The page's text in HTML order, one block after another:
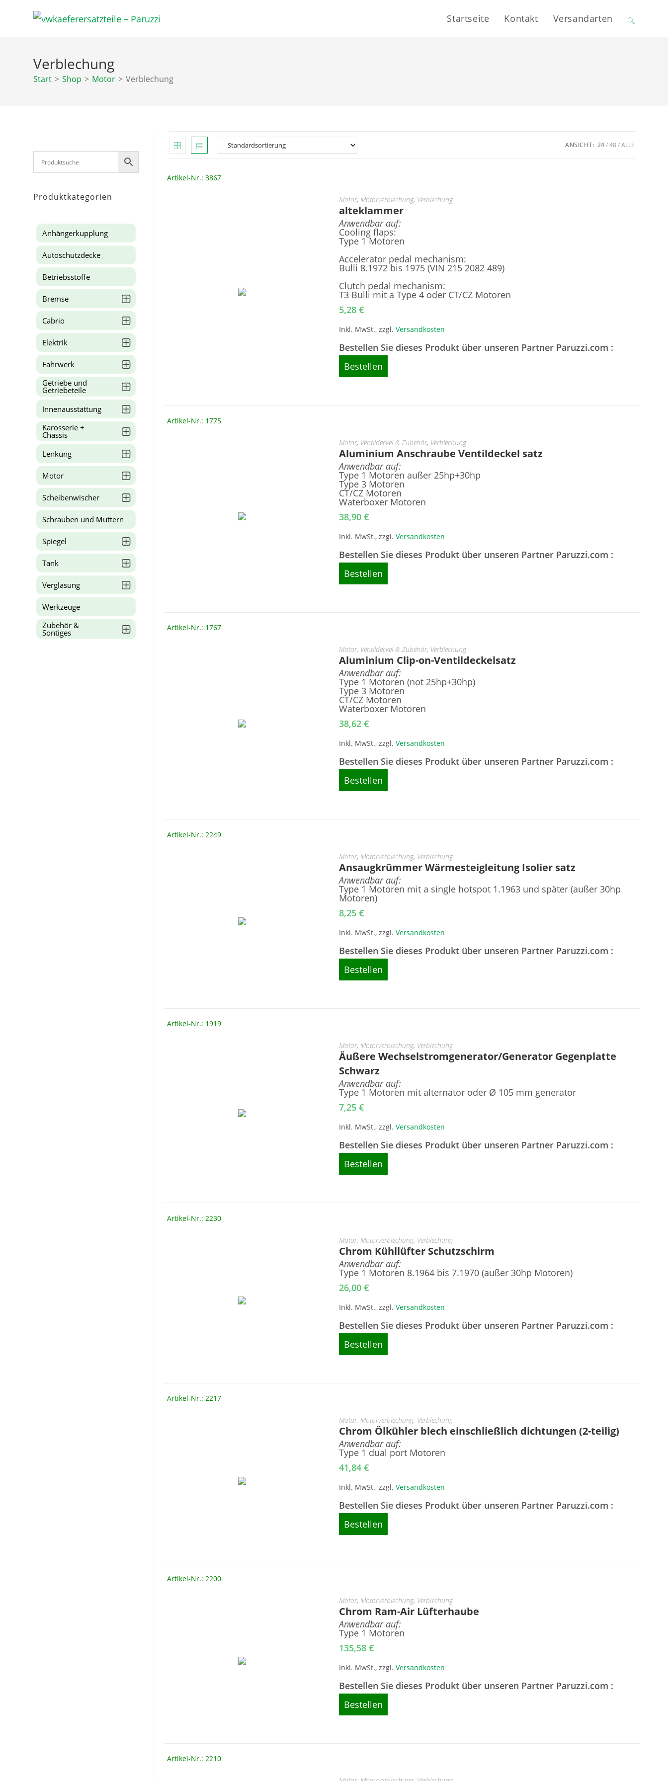
Startseite Kontakt Versandarten Website-
Verblechung
Start > Shop > Motor > Verblechung
ANSICHT: 24 48 ALLE
Artikel-Nr.: 3867
Motor, Motorverblechung, Verblechung
alteklammer
Anwendbar auf:
Cooling flaps:
Type 1 Motoren
Accelerator pedal mechanism:
Bulli 8.1972 bis 1975 (VIN 215 2082 489)
Clutch pedal mechanism:
T3 Bulli mit a Type 4 oder CT/CZ Motoren
5,28 €
Inkl. MwSt., zzgl. Versandkosten
Bestellen Sie dieses Produkt über unseren Partner Paruzzi.com :
Bestellen
Artikel-Nr.: 1775
Motor, Ventildeckel & Zubehör, Verblechung
Aluminium Anschraube Ventildeckel satz
Anwendbar auf:
Type 1 Motoren außer 25hp+30hp
Type 3 Motoren
CT/CZ Motoren
Waterboxer Motoren
38,90 €
Inkl. MwSt., zzgl. Versandkosten
Bestellen Sie dieses Produkt über unseren Partner Paruzzi.com :
Bestellen
Artikel-Nr.: 1767
Motor, Ventildeckel & Zubehör, Verblechung
Aluminium Clip-on-Ventildeckelsatz
Anwendbar auf:
Type 1 Motoren (not 25hp+30hp)
Type 3 Motoren
CT/CZ Motoren
Waterboxer Motoren
38,62 €
Inkl. MwSt., zzgl. Versandkosten
Bestellen Sie dieses Produkt über unseren Partner Paruzzi.com :
Bestellen
Artikel-Nr.: 2249
Motor, Motorverblechung, Verblechung
Ansaugkrümmer Wärmesteigleitung Isolier satz
Anwendbar auf:
Type 1 Motoren mit a single hotspot 1.1963 und später (außer 30hp
Motoren)
8,25 €
Inkl. MwSt., zzgl. Versandkosten
Bestellen Sie dieses Produkt über unseren Partner Paruzzi.com :
Bestellen
Artikel-Nr.: 1919
Motor, Motorverblechung, Verblechung
Äußere Wechselstromgenerator/Generator Gegenplatte
Schwarz
Anwendbar auf:
Type 1 Motoren mit alternator oder Ø 105 mm generator
7,25 €
Inkl. MwSt., zzgl. Versandkosten
Bestellen Sie dieses Produkt über unseren Partner Paruzzi.com :
Bestellen
Artikel-Nr.: 2230
Motor, Motorverblechung, Verblechung
Chrom Kühllüfter Schutzschirm
Anwendbar auf:
Type 1 Motoren 8.1964 bis 7.1970 (außer 30hp Motoren)
26,00 €
Inkl. MwSt., zzgl. Versandkosten
Bestellen Sie dieses Produkt über unseren Partner Paruzzi.com :
Bestellen
Artikel-Nr.: 2217
Motor, Motorverblechung, Verblechung
Chrom Ölkühler blech einschließlich dichtungen (2-teilig)
Anwendbar auf:
Type 1 dual port Motoren
41,84 €
Inkl. MwSt., zzgl. Versandkosten
Bestellen Sie dieses Produkt über unseren Partner Paruzzi.com :
Bestellen
Artikel-Nr.: 2200
Motor, Motorverblechung, Verblechung
Chrom Ram-Air Lüfterhaube
Anwendbar auf:
Type 1 Motoren
135,58 €
Inkl. MwSt., zzgl. Versandkosten
Bestellen Sie dieses Produkt über unseren Partner Paruzzi.com :
Bestellen
Artikel-Nr.: 2210
Produktkategorien
Anhängerkupplung
Autoschutzdecke
Betriebsstoffe
Bremse
Cabrio
Elektrik
Fahrwerk
Getriebe und
Getriebeteile
Innenausstattung
Karosserie +
Chassis
Lenkung
Motor
Scheibenwischer
Schrauben und Muttern
Spiegel
Tank
Verglasung
Werkzeuge
Zubehör &
Sontiges